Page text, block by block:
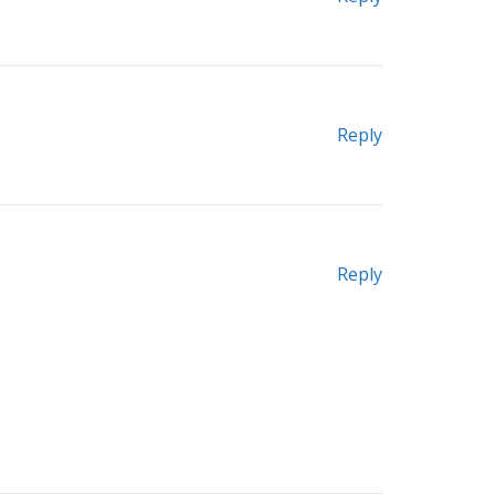
Reply
Reply